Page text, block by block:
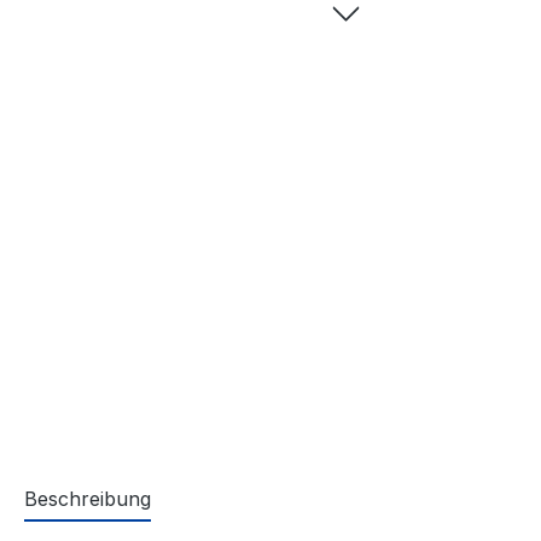
Beschreibung